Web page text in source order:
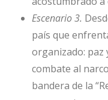
Escenario 3.
país que
organizado: paz
combate al
bandera de la